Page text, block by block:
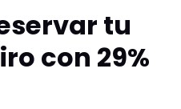
tu
con 29%